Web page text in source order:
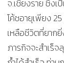
จ.เชียงราย ซึ่งเ
โค้ชอายุเพียง
เหลือชีวิตที่ยาก
ภารกิจจะสำเร็